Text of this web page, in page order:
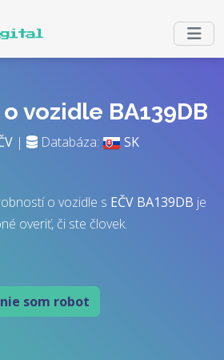
vozidle BA139DB
| Databáza: SK
o vozidle s EČV BA139DB je
overiť, či ste človek.
nie som robot